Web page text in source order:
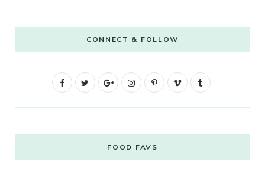
CONNECT & FOLLOW
F
b
t
G
g
l
I
t
a
P
e
V
o
l
FOOD FAVS